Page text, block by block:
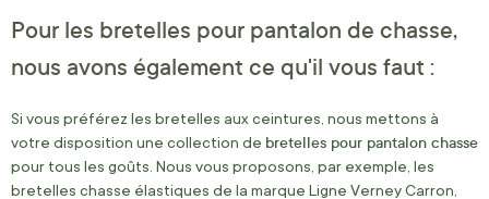
Pour les bretelles pour pantalon de chasse,
nous avons également ce qu'il vous faut :
Si vous préférez les bretelles aux ceintures, nous mettons à
votre disposition une collection de bretelles pour pantalon chasse
pour tous les goûts. Nous vous proposons, par exemple, les
bretelles chasse élastiques de la marque Ligne Verney Carron,